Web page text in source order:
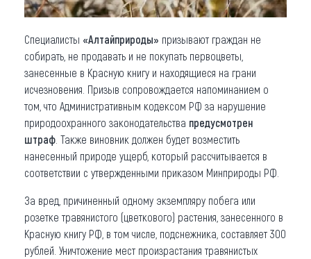
Специалисты «Алтайприроды» призывают граждан не
собирать, не продавать и не покупать первоцветы,
занесенные в Красную книгу и находящиеся на грани
исчезновения. Призыв сопровождается напоминанием о
том, что Административным кодексом РФ за нарушение
природоохранного законодательства предусмотрен
штраф . Также виновник должен будет возместить
нанесенный природе ущерб, который рассчитывается в
соответствии с утвержденными приказом Минприроды РФ.
За вред, причиненный одному экземпляру побега или
розетке травянистого (цветкового) растения, занесенного в
Красную книгу РФ, в том числе, подснежника, составляет 300
рублей. Уничтожение мест произрастания травянистых